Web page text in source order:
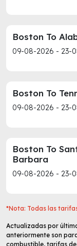
Boston To
09-08-2026 - 23-
Boston To
09-08-2026 - 23-
Boston To
Barbara
09-08-2026 - 23-
*Nota: Todas las
Actualizadas por
anteriormente son
combustible, tarifas